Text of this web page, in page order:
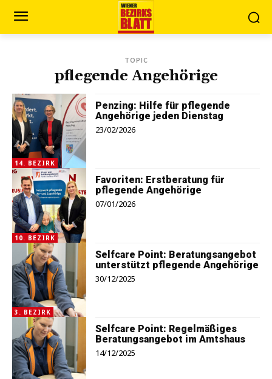
TOPIC
pflegende Angehörige
14. BEZIRK
Penzing: Hilfe für pflegende
Angehörige jeden Dienstag
23/02/2026
10. BEZIRK
Favoriten: Erstberatung für
pflegende Angehörige
07/01/2026
3. BEZIRK
Selfcare Point: Beratungsangebot
unterstützt pflegende Angehörige
30/12/2025
Selfcare Point: Regelmäßiges
Beratungsangebot im Amtshaus
14/12/2025